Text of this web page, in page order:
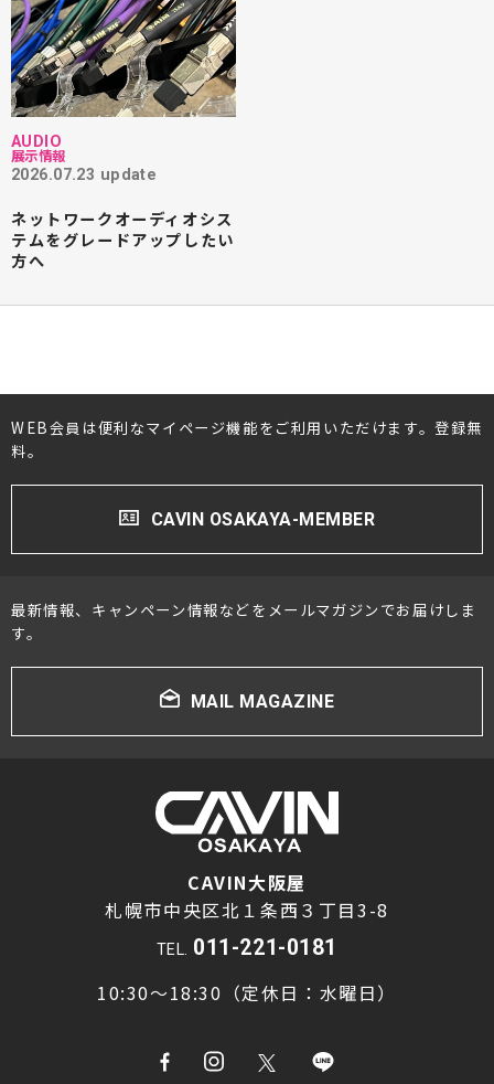
AUDIO
展示情報
2026.07.23 update
ネットワークオーディオシス
テムをグレードアップしたい
方へ
WEB会員は便利なマイページ機能をご利用いただけます。登録無
料。
CAVIN OSAKAYA-MEMBER
最新情報、キャンペーン情報などをメールマガジンでお届けしま
す。
MAIL MAGAZINE
CAVIN大阪屋
札幌市中央区北１条西３丁目3-8
TEL. 011-221-0181
10:30～18:30（定休日：水曜日）